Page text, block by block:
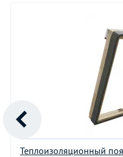
Теплоизоляционный